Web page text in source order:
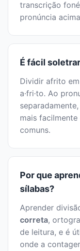
transcrição
pronúncia
É fácil
Dividir afrito
a·fri·to. Ao
mais
comuns.
Por que
sílabas?
Aprender
correta,
de leitura, e é
onde a